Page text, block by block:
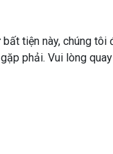
tiện này, chúng tôi
phải. Vui lòng